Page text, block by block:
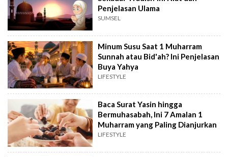
Penjelasan Ulama
SUMSEL
Minum Susu Saat 1 Muharram
Sunnah atau Bid'ah? Ini Penjelasan
Buya Yahya
LIFESTYLE
Baca Surat Yasin hingga
Bermuhasabah, Ini 7 Amalan 1
Muharram yang Paling Dianjurkan
LIFESTYLE